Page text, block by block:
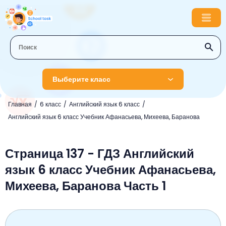
Выберите класс
Главная 6 класс
Английский язык 6 класс
Английский язык 6 класс Учебник Афанасьева, Михеева, Баранова
1 класс
Русский язык
Литературное чтение
Окружающий мир
Математика
Математика
Английский язык
Информатика
Литературное чтение
3 класс
Музыка
Окружающий мир
4 класс
5 класс
Страница 137 - ГДЗ Английский
язык 6 класс Учебник Афанасьева,
Михеева, Баранова Часть 1